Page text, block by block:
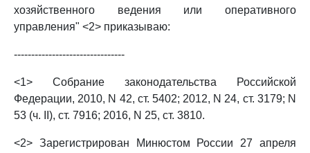
хозяйственного ведения или оперативного
управления" <2> приказываю:
--------------------------------
<1> Собрание законодательства Российской
Федерации, 2010, N 42, ст. 5402; 2012, N 24, ст. 3179; N
53 (ч. II), ст. 7916; 2016, N 25, ст. 3810.
<2> Зарегистрирован Минюстом России 27 апреля